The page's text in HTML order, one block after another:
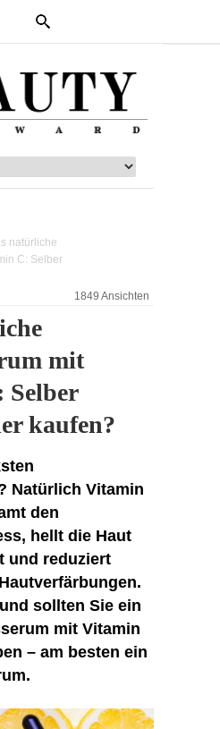
natürliche
C: Selber
1849 Ansichten
mit
kaufen?
Natürlich Vitamin
den
hellt die Haut
und reduziert
sollten Sie ein
mit Vitamin
– am besten ein